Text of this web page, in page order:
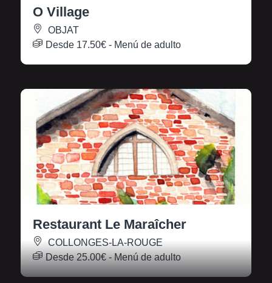
O Village
OBJAT
Desde 17.50€ - Menú de adulto
Restaurant Le Maraîcher
COLLONGES-LA-ROUGE
Desde25.00€- Menú de adulto